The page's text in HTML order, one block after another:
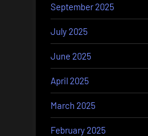
September 2025
July 2025
June 2025
April 2025
March 2025
February 2025